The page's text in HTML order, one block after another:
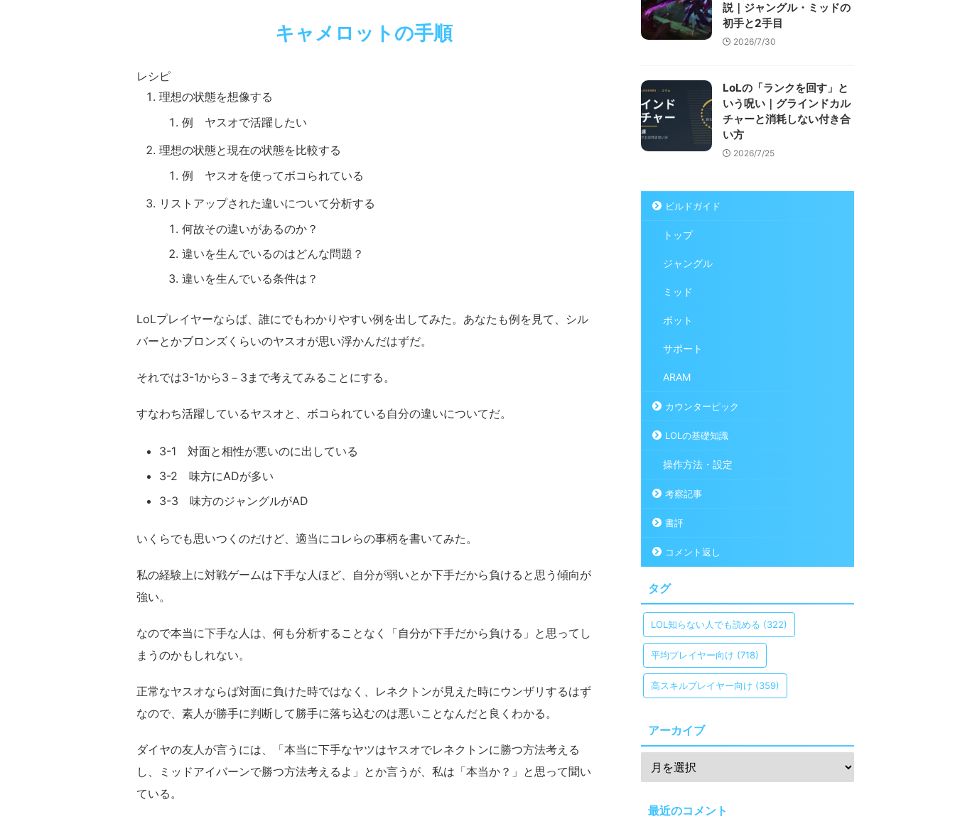
キャメロットの手順
レシピ
理想の状態を想像する
例 ヤスオで活躍したい
理想の状態と現在の状態を比較する
例 ヤスオを使ってボコられている
リストアップされた違いについて分析する
何故その違いがあるのか？
違いを生んでいるのはどんな問題？
違いを生んでいる条件は？
LoLプレイヤーならば、誰にでもわかりやすい例を出してみた。あなたも例を見て、シル
バーとかブロンズくらいのヤスオが思い浮かんだはずだ。
それでは3-1から3－3まで考えてみることにする。
すなわち活躍しているヤスオと、ボコられている自分の違いについてだ。
3-1 対面と相性が悪いのに出している
3-2 味方にADが多い
3-3 味方のジャングルがAD
いくらでも思いつくのだけど、適当にコレらの事柄を書いてみた。
私の経験上に対戦ゲームは下手な人ほど、自分が弱いとか下手だから負けると思う傾向が
強い。
なので本当に下手な人は、何も分析することなく 「自分が下手だから負ける」 と思ってし
まうのかもしれない。
正常なヤスオならば対面に負けた時ではなく、レネクトンが見えた時にウンザリするはず
なので、素人が勝手に判断して勝手に落ち込むのは悪いことなんだと良くわかる。
ダイヤの友人が言うには、
「本当に下手なヤツはヤスオでレネクトンに勝つ方法考える
し、ミッドアイバーンで勝つ方法考えるよ」 とか言うが、私は 「本当か？」 と思って聞い
ている。
説｜ジャングル・ミッドの
初手と2手目
2026/7/30
LoLの「ランクを回す」と
いう呪い｜グラインドカル
チャーと消耗しない付き合
い方
2026/7/25
ビルドガイド
トップ
ジャングル
ミッド
ボット
サポート
ARAM
カウンターピック
LOLの基礎知識
操作方法・設定
考察記事
書評
コメント返し
タグ
LOL知らない人でも読める (322)
平均プレイヤー向け (718)
高スキルプレイヤー向け (359)
アーカイブ
最近のコメント